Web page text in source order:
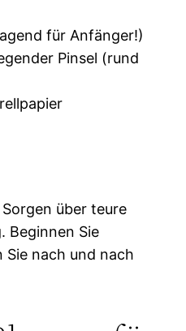
für Anfänger!)
Pinsel (rund
über teure
Beginnen Sie
Sie nach und nach